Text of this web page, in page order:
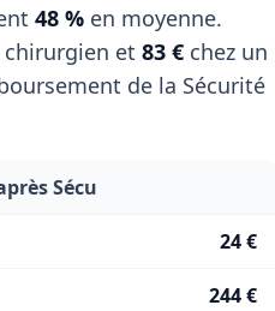
48 % en moyenne.
chirurgien et 83 € chez un
de la Sécurité
Sécu
24 €
244 €